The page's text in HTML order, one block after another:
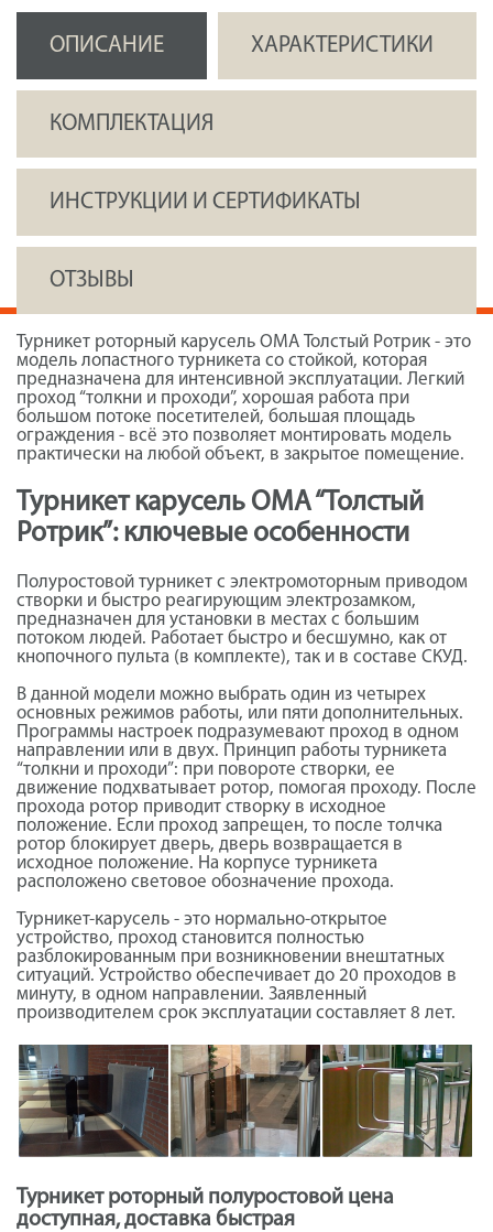
ОПИСАНИЕ ХАРАКТЕРИСТИКИ
КОМПЛЕКТАЦИЯ
ИНСТРУКЦИИ И СЕРТИФИКАТЫ
ОТЗЫВЫ
Турникет роторный карусель ОМА Толстый Ротрик - это
модель лопастного турникета со стойкой, которая
предназначена для интенсивной эксплуатации. Легкий
проход “толкни и проходи”, хорошая работа при
большом потоке посетителей, большая площадь
ограждения - всё это позволяет монтировать модель
практически на любой объект, в закрытое помещение.
Турникет карусель ОМА “Толстый
Ротрик”: ключевые особенности
Полуростовой турникет с электромоторным приводом
створки и быстро реагирующим электрозамком,
предназначен для установки в местах с большим
потоком людей. Работает быстро и бесшумно, как от
кнопочного пульта (в комплекте), так и в составе СКУД.
В данной модели можно выбрать один из четырех
основных режимов работы, или пяти дополнительных.
Программы настроек подразумевают проход в одном
направлении или в двух. Принцип работы турникета
“толкни и проходи”: при повороте створки, ее
движение подхватывает ротор, помогая проходу. После
прохода ротор приводит створку в исходное
положение. Если проход запрещен, то после толчка
ротор блокирует дверь, дверь возвращается в
исходное положение. На корпусе турникета
расположено световое обозначение прохода.
Турникет-карусель - это нормально-открытое
устройство, проход становится полностью
разблокированным при возникновении внештатных
ситуаций. Устройство обеспечивает до 20 проходов в
минуту, в одном направлении. Заявленный
производителем срок эксплуатации составляет 8 лет.
Турникет роторный полуростовой цена
доступная, доставка быстрая